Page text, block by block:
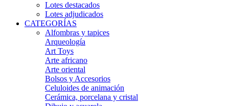
Lotes destacados
Lotes adjudicados
CATEGORÍAS
Alfombras y tapices
Arqueología
Art Toys
Arte africano
Arte oriental
Bolsos y Accesorios
Celuloides de animación
Cerámica, porcelana y cristal